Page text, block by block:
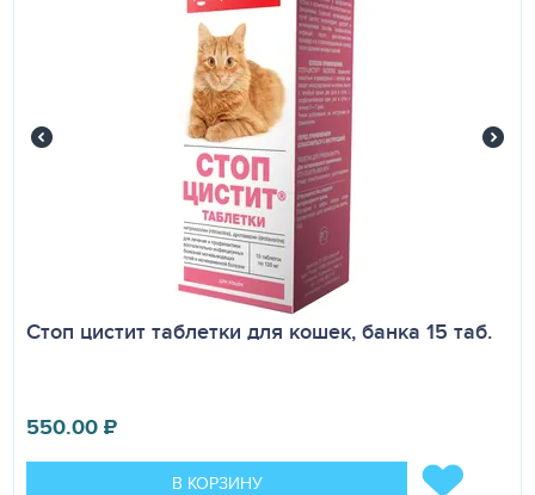
Стоп цистит таблетки для кошек, банка 15 таб.
550.00₽
В КОРЗИНУ